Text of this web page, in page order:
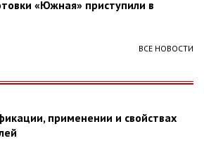
«Южная» приступили в
ВСЕ НОВОСТИ
применении и свойствах